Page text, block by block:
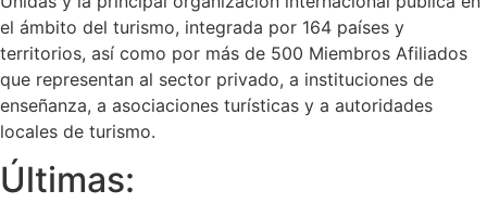
el ámbito del turismo, integrada por 164 países y
territorios, así como por más de 500 Miembros Afiliados
que representan al sector privado, a instituciones de
enseñanza, a asociaciones turísticas y a autoridades
locales de turismo.
Últimas: